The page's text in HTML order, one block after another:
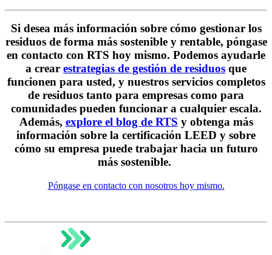
Si desea más información sobre cómo gestionar los
residuos de forma más sostenible y rentable, póngase
en contacto con RTS hoy mismo. Podemos ayudarle
a crear estrategias de gestión de residuos que
funcionen para usted, y nuestros servicios completos
de residuos tanto para empresas como para
comunidades pueden funcionar a cualquier escala.
Además, explore el blog de RTS y obtenga más
información sobre la certificación LEED y sobre
cómo su empresa puede trabajar hacia un futuro
más sostenible.
Póngase en contacto con nosotros hoy mismo.